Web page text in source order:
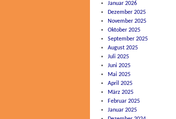
Januar 2026
Dezember 2025
November 2025
Oktober 2025
September 2025
August 2025
Juli 2025
Juni 2025
Mai 2025
April 2025
März 2025
Februar 2025
Januar 2025